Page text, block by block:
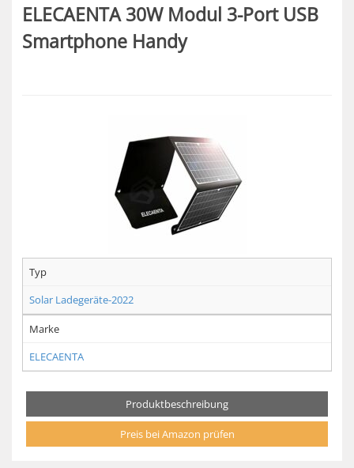
ELECAENTA 30W Modul 3-Port USB
Smartphone Handy
Typ
Solar Ladegeräte-2022
Marke
ELECAENTA
Produktbeschreibung
Preis bei Amazon prüfen